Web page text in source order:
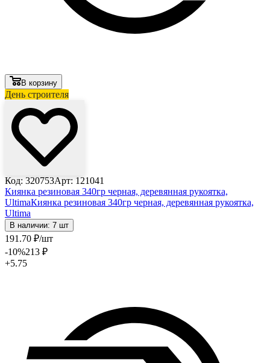
В корзину
День строителя
Код: 320753Арт: 121041
Киянка резиновая 340гр черная, деревянная рукоятка,
UltimaКиянка резиновая 340гр черная, деревянная рукоятка,
Ultima
В наличии: 7 шт
191 .70 ₽/шт
-10%213 ₽
+5.75